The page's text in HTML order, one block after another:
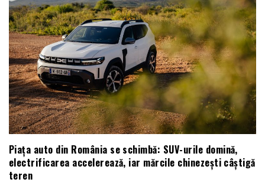
Piața auto din România se schimbă: SUV-urile domină,
electrificarea accelerează, iar mărcile chinezești câștigă
teren